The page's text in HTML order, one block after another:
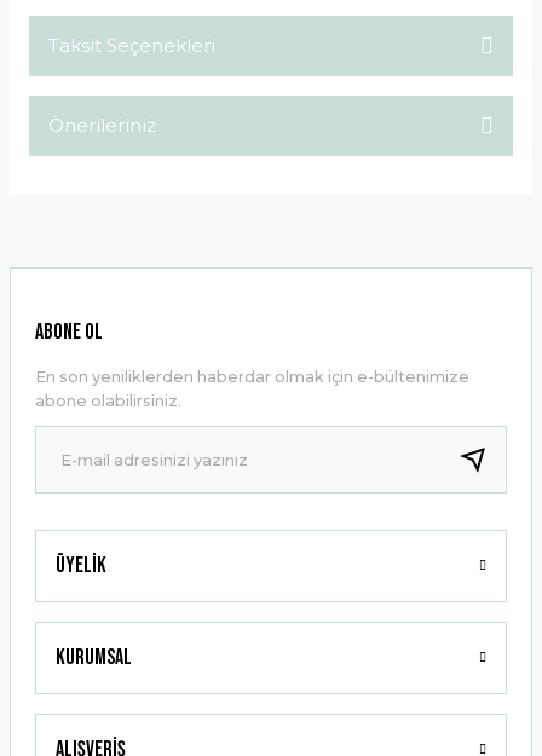
Taksit Seçenekleri
Önerileriniz
Ürün resmi kalitesiz, bozuk veya görüntülenemiyor.
Ürün bilgilerinde hatalar bulunuyor.
Ürün fiyatı diğer sitelerden daha pahalı.
Bu ürüne benzer farklı alternatifler olmalı.
Gönder
Üyelik
Kurumsal
Alışveriş
ABONE OL
En son yeniliklerden haberdar olmak için e-bültenimize
abone olabilirsiniz.